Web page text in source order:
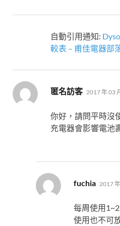
自動引用通知:
較表 – 甫佳電器部
匿名訪客 表
示:
2017 年 03
你好，請問平時沒
充電器會影響電池
fuchia 表
示:
2017
每周使用
使用也不可